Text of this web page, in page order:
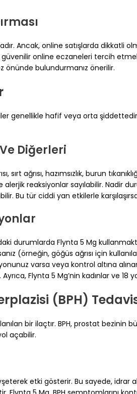
Ancak, online satışlarda dikkatli
online eczaneleri tercih
bulundurmanız önerilir.
genellikle hafif veya orta
Diğerleri
sırt ağrısı, hazımsızlık, burun
reaksiyonlar sayılabilir. Nadir
Bu tür ciddi yan etkilerle
durumlarda Flynta 5 Mg
(örneğin, göğüs ağrısı için
varsa veya kontrol altına
Flynta 5 Mg’nin kadınlar ve 18
(BPH)
bir ilaçtır. BPH, prostat
açabilir.
etki gösterir. Bu sayede, idrar